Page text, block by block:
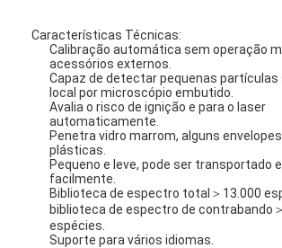
Características Técnicas:
Calibração automática sem operação
acessórios externos.
Capaz de detectar pequenas
local por microscópio embutido.
Avalia o risco de ignição e para o laser
automaticamente.
Penetra vidro marrom, alguns
plásticas.
Pequeno e leve, pode ser transportado
facilmente.
Biblioteca de espectro total＞13.000
biblioteca de espectro de contrabando
espécies.
Suporte para vários idiomas.